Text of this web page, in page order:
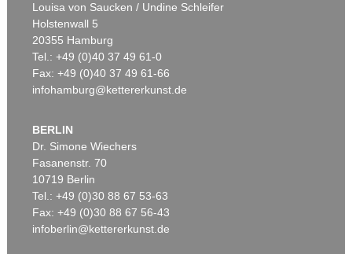
Louisa von Saucken / Undine Schleifer
Holstenwall 5
20355 Hamburg
Tel.: +49 (0)40 37 49 61-0
Fax: +49 (0)40 37 49 61-66
infohamburg@kettererkunst.de
BERLIN
Dr. Simone Wiechers
Fasanenstr. 70
10719 Berlin
Tel.: +49 (0)30 88 67 53-63
Fax: +49 (0)30 88 67 56-43
infoberlin@kettererkunst.de